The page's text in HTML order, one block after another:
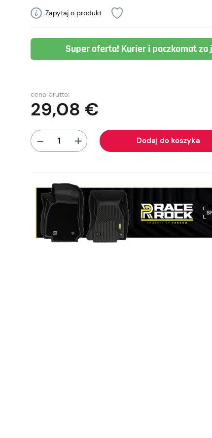
Zapytaj o produkt
Super oferta! Kurier i paczkomat za
cena brutto:
29,08 €
- + Dodaj do koszyka